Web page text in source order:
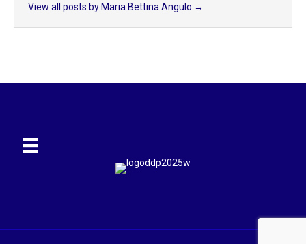
View all posts by Maria Bettina Angulo →